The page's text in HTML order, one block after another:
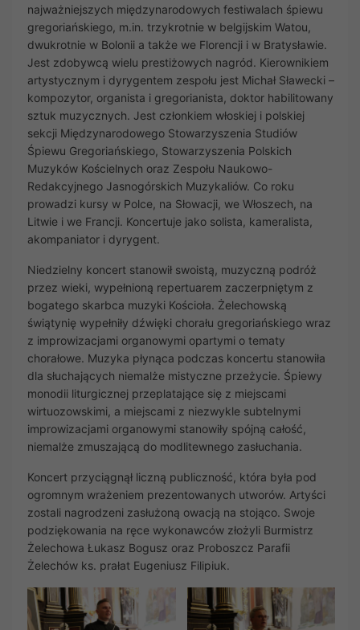
najważniejszych międzynarodowych festiwalach śpiewu
gregoriańskiego, m.in. trzykrotnie w belgijskim Watou,
dwukrotnie w Bolonii a także we Florencji i w Bratysławie.
Jest zdobywcą wielu prestiżowych nagród. Kierownikiem
artystycznym i dyrygentem zespołu jest Michał Sławecki –
kompozytor, organista i gregorianista, doktor habilitowany
sztuk muzycznych. Jest członkiem włoskiej i polskiej
sekcji Międzynarodowego Stowarzyszenia Studiów
Śpiewu Gregoriańskiego, Stowarzyszenia Polskich
Muzyków Kościelnych oraz Zespołu Naukowo-
Redakcyjnego Jasnogórskich Muzykaliów. Co roku
prowadzi kursy w Polce, na Słowacji, we Włoszech, na
Litwie i we Francji. Koncertuje jako solista, kameralista,
akompaniator i dyrygent.
Niedzielny koncert stanowił swoistą, muzyczną podróż
przez wieki, wypełnioną repertuarem zaczerpniętym z
bogatego skarbca muzyki Kościoła. Żelechowską
świątynię wypełniły dźwięki chorału gregoriańskiego wraz
z improwizacjami organowymi opartymi o tematy
chorałowe. Muzyka płynąca podczas koncertu stanowiła
dla słuchających niemalże mistyczne przeżycie. Śpiewy
monodii liturgicznej przeplatające się z miejscami
wirtuozowskimi, a miejscami z niezwykle subtelnymi
improwizacjami organowymi stanowiły spójną całość,
niemalże zmuszającą do modlitewnego zasłuchania.
Koncert przyciągnął liczną publiczność, która była pod
ogromnym wrażeniem prezentowanych utworów. Artyści
zostali nagrodzeni zasłużoną owacją na stojąco. Swoje
podziękowania na ręce wykonawców złożyli Burmistrz
Żelechowa Łukasz Bogusz oraz Proboszcz Parafii
Żelechów ks. prałat Eugeniusz Filipiuk.